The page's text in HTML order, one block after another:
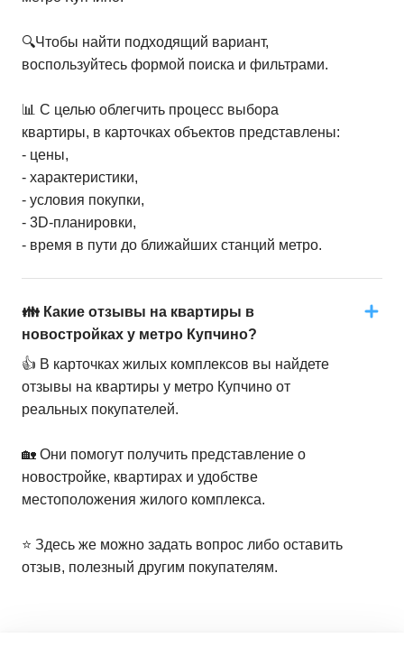
🔍Чтобы найти подходящий вариант,
воспользуйтесь формой поиска и фильтрами.
📊 С целью облегчить процесс выбора
квартиры, в карточках объектов представлены:
- цены,
- характеристики,
- условия покупки,
- 3D-планировки,
- время в пути до ближайших станций метро.
👪 Какие отзывы на квартиры в
новостройках у метро Купчино?
👍 В карточках жилых комплексов вы найдете
отзывы на квартиры у метро Купчино от
реальных покупателей.
🏡 Они помогут получить представление о
новостройке, квартирах и удобстве
местоположения жилого комплекса.
⭐️ Здесь же можно задать вопрос либо оставить
отзыв, полезный другим покупателям.